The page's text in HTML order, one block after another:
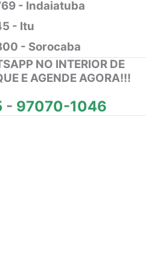
- Indaiatuba
- Itu
- Sorocaba
NO INTERIOR DE
E AGENDE AGORA!!!
- 97070-1046